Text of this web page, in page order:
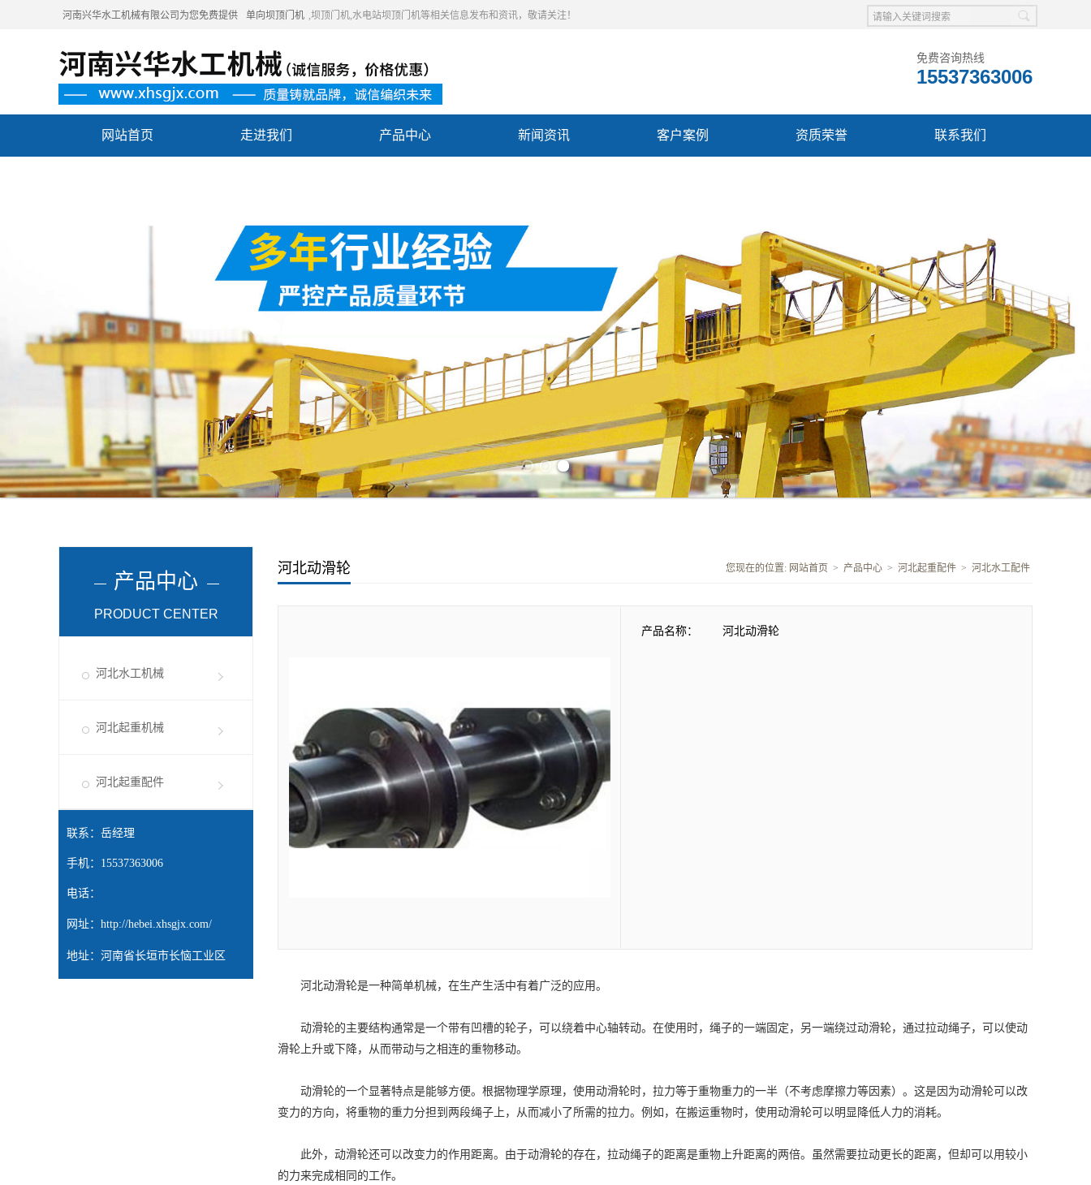
河南兴华水工机械有限公司为您免费提供 单向坝顶门机 ,坝顶门机,水电站坝顶门机等相关信息发布和资讯，敬请关注！
免费咨询热线
15537363006
网站首页 走进我们 产品中心 新闻资讯 客户案例 资质荣誉 联系我们
产品中心
PRODUCT CENTER
河北水工机械
河北起重机械
河北起重配件
联系：岳经理
手机：15537363006
电话：
网址： http://hebei.xhsgjx.com/
地址：河南省长垣市长恼工业区
河北动滑轮 您现在的位置: 网站首页 > 产品中心 > 河北起重配件 > 河北水工配件
产品名称： 河北动滑轮
河北动滑轮是一种简单机械，在生产生活中有着广泛的应用。
动滑轮的主要结构通常是一个带有凹槽的轮子，可以绕着中心轴转动。在使用时，绳子的一端固定，另一端绕过动滑轮，通过拉动绳子，可以使动
滑轮上升或下降，从而带动与之相连的重物移动。
动滑轮的一个显著特点是能够方便。根据物理学原理，使用动滑轮时，拉力等于重物重力的一半（不考虑摩擦力等因素）。这是因为动滑轮可以改
变力的方向，将重物的重力分担到两段绳子上，从而减小了所需的拉力。例如，在搬运重物时，使用动滑轮可以明显降低人力的消耗。
此外，动滑轮还可以改变力的作用距离。由于动滑轮的存在，拉动绳子的距离是重物上升距离的两倍。虽然需要拉动更长的距离，但却可以用较小
的力来完成相同的工作。